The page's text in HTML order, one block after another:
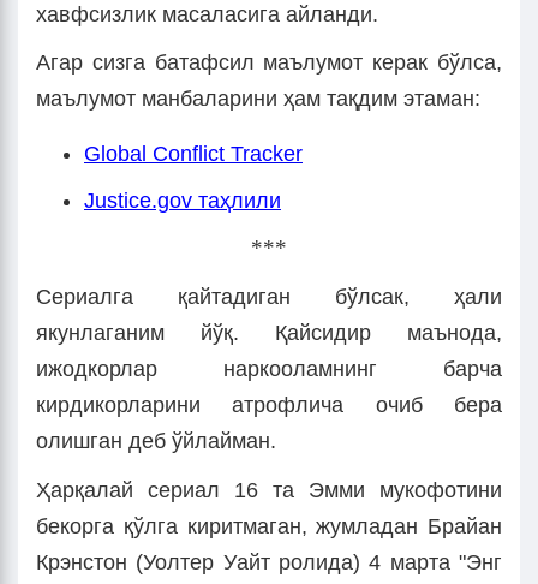
хавфсизлик масаласига айланди.
Агар сизга батафсил маълумот керак бўлса,
маълумот манбаларини ҳам тақдим этаман:
Global Conflict Tracker
Justice.gov таҳлили
***
Сериалга қайтадиган бўлсак, ҳали
якунлаганим йўқ. Қайсидир маънода,
ижодкорлар наркооламнинг барча
кирдикорларини атрофлича очиб бера
олишган деб ўйлайман.
Ҳарқалай сериал 16 та Эмми мукофотини
бекорга қўлга киритмаган, жумладан Брайан
Крэнстон (Уолтер Уайт ролида) 4 марта "Энг